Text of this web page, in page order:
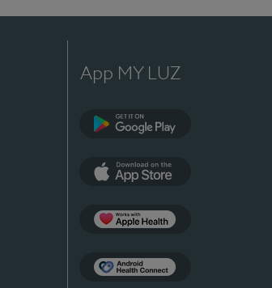
App MY LUZ